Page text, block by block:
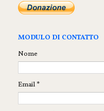
MODULO DI CONTATTO
Nome
Email *